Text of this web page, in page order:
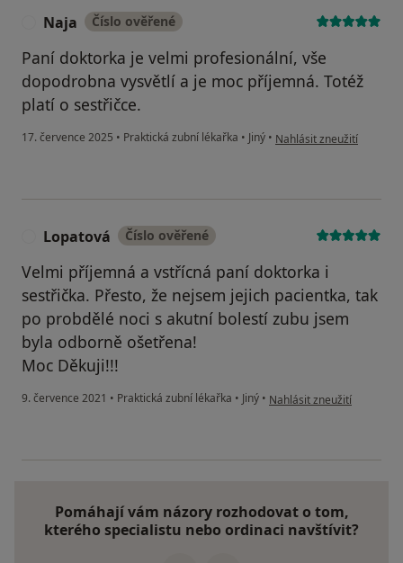
Naja Číslo ověřené
Paní doktorka je velmi profesionální, vše
dopodrobna vysvětlí a je moc příjemná. Totéž
platí o sestřičce.
17. července 2025 • Praktická zubní lékařka • Jiný • podle názoru uživatele
Nahlásit zneužití
Lopatová Číslo ověřené
Velmi příjemná a vstřícná paní doktorka i
sestřička. Přesto, že nejsem jejich pacientka, tak
po probdělé noci s akutní bolestí zubu jsem
byla odborně ošetřena!
Moc Děkuji!!!
9. července 2021 • Praktická zubní lékařka • Jiný • podle názoru uživatele
Nahlásit zneužití
Pomáhají vám názory rozhodovat o tom,
kterého specialistu nebo ordinaci navštívit?